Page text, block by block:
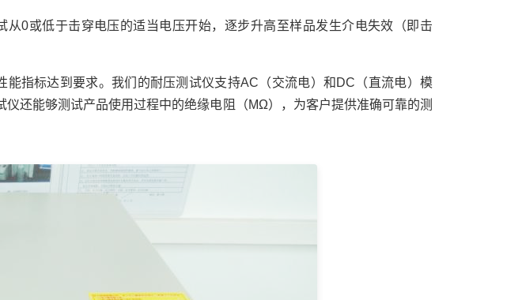
0或低于击穿电压的适当电压开始，逐步升高至样品发生介电失效（即击
指标达到要求。我们的耐压测试仪支持AC（交流电）和DC（直流电）模
还能够测试产品使用过程中的绝缘电阻（MΩ），为客户提供准确可靠的测